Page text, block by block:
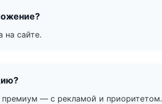
на сайте.
премиум — с рекламой и приоритетом.